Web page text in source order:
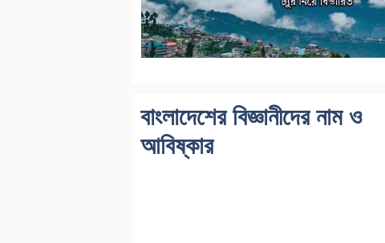
বাংলাদেশের বিজ্ঞানীদের নাম ও
আবিষ্কার